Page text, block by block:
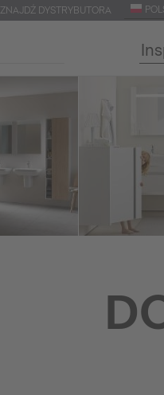
ZNAJDŹ DYSTRYBUTORA